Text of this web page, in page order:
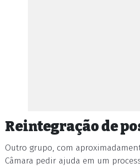
Reintegração de
Outro grupo, com
Câmara pedir ajuda em um